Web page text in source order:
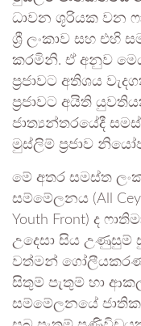
ධාවන ශූරියක වන
ශ්‍රී ලංකාව සහ
කරමිනි. ඒ අනුව
ප්‍රජාවට අතිශය
ප්‍රජාවට අයිති
ජාත්‍යන්තරයේදී
මුස්ලිම් ප්‍රජාව
​මේ අතර සමස්ත
සම්මේලනය (All
Youth Front) ද
උදෙසා සිය උණුසුම්
වත්මන් ගෝලීයකරණ
සිතුම් පැතුම් හා
සම්මේලනයේ ජාතික